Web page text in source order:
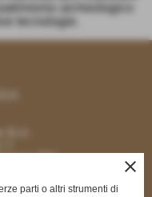
archeologico
tecnologie.
S.r.l.
(MI)
close
parti o altri strumenti di